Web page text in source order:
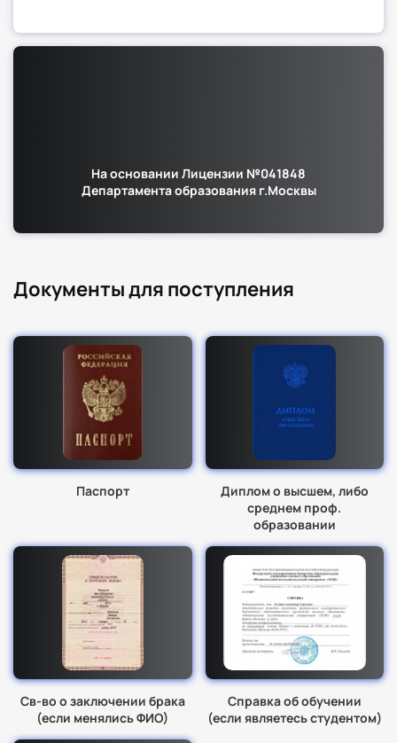
На основании Лицензии №041848
Департамента образования г.Москвы
Документы для поступления
Паспорт
Диплом о высшем, либо
среднем проф.
образовании
Св-во о заключении брака
(если менялись ФИО)
Справка об обучении
(если являетесь студентом)